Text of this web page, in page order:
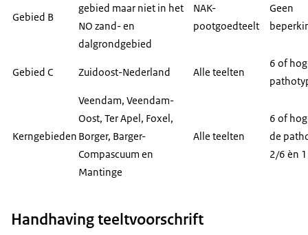
Gebied B
gebied maar niet in het
NO zand- en
dalgrondgebied
NAK-
pootgoedteelt
Geen
Gebied C Zuidoost-Nederland Alle teelten
6 of
Kerngebieden
Veendam, Veendam-
Oost, Ter Apel, Foxel,
Borger, Barger-
Compascuum en
Mantinge
Alle teelten
6 of
de
2/6 èn
Handhaving teeltvoorschrift